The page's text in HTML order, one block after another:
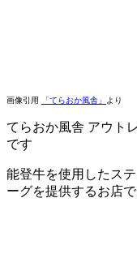
画像引用 「てらおか風舎」 より
てらおか風舎 アウト
です
能登牛を使用したス
ーグを提供するお店で